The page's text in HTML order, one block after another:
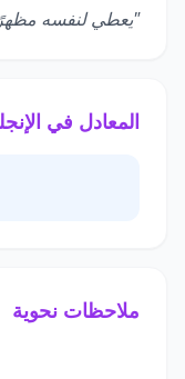
"يعطي لنفسه
المعادل في
ملاحظات نحوية